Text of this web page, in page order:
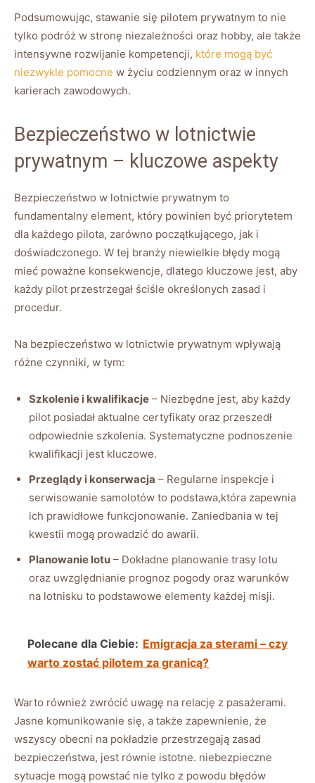
Podsumowując, stawanie się pilotem prywatnym to nie ​
tylko podróż w stronę niezależności oraz ​hobby, ale ⁤także
intensywne rozwijanie ‍kompetencji,‌ które mogą być
niezwykle pomocne w życiu codziennym oraz⁤ w innych
karierach⁤ zawodowych.
Bezpieczeństwo ⁢w lotnictwie
prywatnym⁢ – kluczowe aspekty
Bezpieczeństwo ⁤w lotnictwie prywatnym to
fundamentalny element, który powinien być⁢ priorytetem
dla każdego‍ pilota, zarówno początkującego, jak i
doświadczonego. W tej‌ branży niewielkie błędy mogą
mieć poważne konsekwencje, dlatego kluczowe​ jest, aby
każdy pilot przestrzegał ściśle określonych zasad‌ i
⁤procedur.
Na ​bezpieczeństwo w lotnictwie prywatnym wpływają
różne czynniki, ​w tym:
Szkolenie i kwalifikacje ‍– ‍Niezbędne jest, aby każdy‌
pilot ⁤posiadał⁢ aktualne certyfikaty oraz przeszedł
odpowiednie szkolenia. Systematyczne podnoszenie‍
kwalifikacji jest kluczowe.
Przeglądy i konserwacja – ⁣Regularne inspekcje i​
serwisowanie samolotów to podstawa,która zapewnia
ich prawidłowe funkcjonowanie. Zaniedbania‌ w tej
kwestii ⁢mogą prowadzić do ⁢awarii.
Planowanie‍ lotu – Dokładne planowanie‍ trasy‍ lotu
oraz uwzględnianie⁤ prognoz⁤ pogody oraz‍ warunków
‍na lotnisku ‍to podstawowe‌ elementy każdej ‌misji.
Polecane dla Ciebie: Emigracja za sterami – czy
warto zostać pilotem za granicą?
Warto również zwrócić uwagę na relację ‍z pasażerami.
‍Jasne komunikowanie się, a także zapewnienie, że⁢
wszyscy obecni ‍na pokładzie przestrzegają zasad
bezpieczeństwa, jest równie‌ istotne. niebezpieczne
sytuacje‍ mogą powstać ​nie tylko ‌z powodu błędów